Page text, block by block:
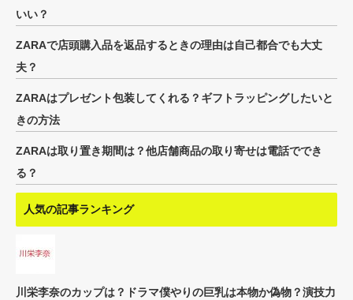
いい？
ZARAで店頭購入品を返品するときの理由は自己都合でも大丈
夫？
ZARAはプレゼント包装してくれる？ギフトラッピングしたいと
きの方法
ZARAは取り置き期間は？他店舗商品の取り寄せは電話ででき
る？
人気の記事ランキング
川栄李奈のカップは？ドラマ僕やりの巨乳は本物か偽物？演技力